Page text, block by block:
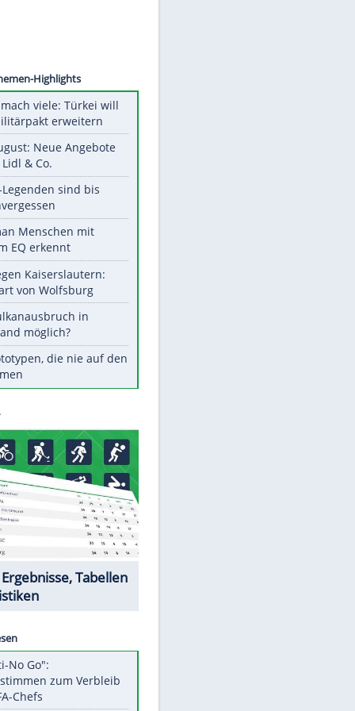
©SID
Unsere Themen-Highlights
Aus drei mach viele: Türkei will
neuen Militärpakt erweitern
bei ALDI, Lidl & Co.
heute unvergessen
Woran man Menschen mit
niedrigem EQ erkennt
Torlos gegen Kaiserslautern:
Stotterstart von Wolfsburg
Ist ein Vulkanausbruch in
Deutschland möglich?
5 VW-Prototypen, die nie auf den
Datencenter